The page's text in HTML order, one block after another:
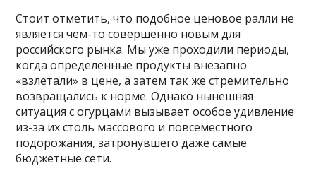
Стоит отметить, что подобное ценовое ралли не
является чем-то совершенно новым для
российского рынка. Мы уже проходили периоды,
когда определенные продукты внезапно
«взлетали» в цене, а затем так же стремительно
возвращались к норме. Однако нынешняя
ситуация с огурцами вызывает особое удивление
из-за их столь массового и повсеместного
подорожания, затронувшего даже самые
бюджетные сети.